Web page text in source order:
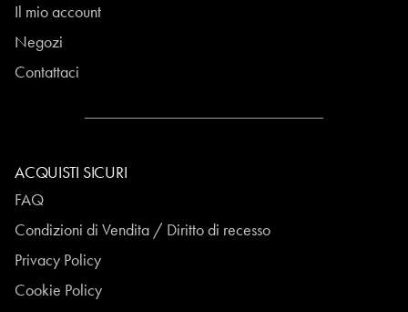
Il mio account
Negozi
Contattaci
ACQUISTI SICURI
FAQ
Condizioni di Vendita / Diritto di recesso
Privacy Policy
Cookie Policy